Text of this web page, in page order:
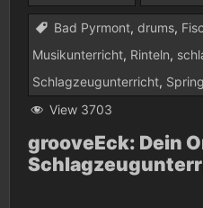
Bad Pyrmont, drums,
Musikunterricht, Rinteln,
Schlagzeugunterricht,
View 3703
grooveEck: Dein